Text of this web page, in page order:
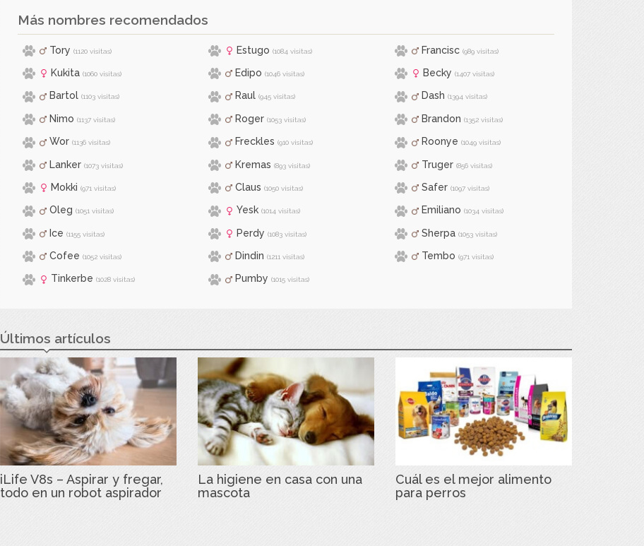
Más nombres recomendados
Tory (1120 visitas) Estugo (1084 visitas) Francisc (989 visitas)
Kukita (1060 visitas) Edipo (1046 visitas) Becky (1407 visitas)
Bartol (1103 visitas) Raul (945 visitas) Dash (1394 visitas)
Nimo (1137 visitas) Roger (1053 visitas) Brandon (1352 visitas)
Wor (1136 visitas) Freckles (910 visitas) Roonye (1049 visitas)
Lanker (1073 visitas) Kremas (893 visitas) Truger (856 visitas)
Mokki (971 visitas) Claus (1050 visitas) Safer (1097 visitas)
Oleg (1051 visitas) Yesk (1014 visitas) Emiliano (1034 visitas)
Ice (1155 visitas) Perdy (1083 visitas) Sherpa (1053 visitas)
Cofee (1052 visitas) Dindin (1211 visitas) Tembo (971 visitas)
Tinkerbe (1028 visitas) Pumby (1015 visitas)
Últimos artículos
iLife V8s – Aspirar y fregar,
todo en un robot aspirador
La higiene en casa con una
mascota
Cuál es el mejor alimento
para perros